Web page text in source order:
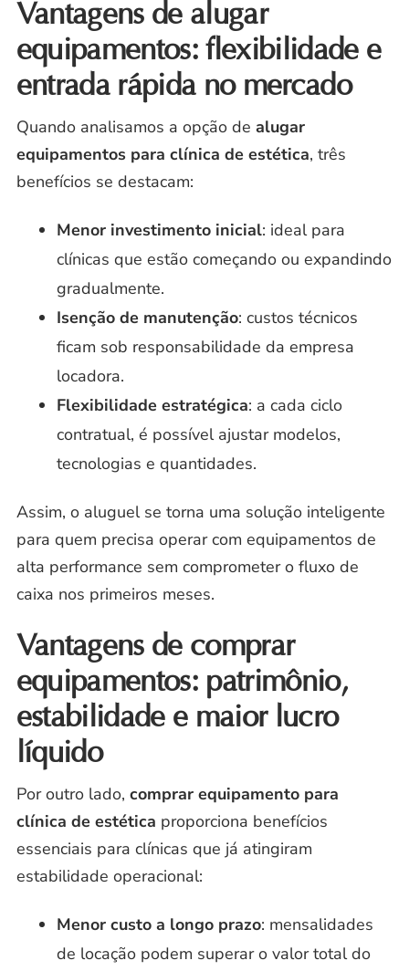
Vantagens de alugar
equipamentos: flexibilidade e
entrada rápida no mercado
Quando analisamos a opção de alugar
equipamentos para clínica de estética, três
benefícios se destacam:
Menor investimento inicial: ideal para
clínicas que estão começando ou expandindo
gradualmente.
Isenção de manutenção: custos técnicos
ficam sob responsabilidade da empresa
locadora.
Flexibilidade estratégica: a cada ciclo
contratual, é possível ajustar modelos,
tecnologias e quantidades.
Assim, o aluguel se torna uma solução inteligente
para quem precisa operar com equipamentos de
alta performance sem comprometer o fluxo de
caixa nos primeiros meses.
Vantagens de comprar
equipamentos: patrimônio,
estabilidade e maior lucro
líquido
Por outro lado, comprar equipamento para
clínica de estética proporciona benefícios
essenciais para clínicas que já atingiram
estabilidade operacional:
Menor custo a longo prazo: mensalidades
de locação podem superar o valor total do